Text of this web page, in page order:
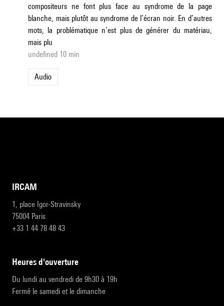
compositeurs ne font plus face au syndrome de la page
blanche, mais plutôt au syndrome de l’écran noir. En d’autres
mots, la problématique n’est plus de générer du matériau,
mais plu
undefined 10 min
Audio
IRCAM
1, place Igor-Stravinsky
75004 Paris
+33 1 44 78 48 43
heures d'ouverture
Du lundi au vendredi de 9h30 à 19h
Fermé le samedi et le dimanche